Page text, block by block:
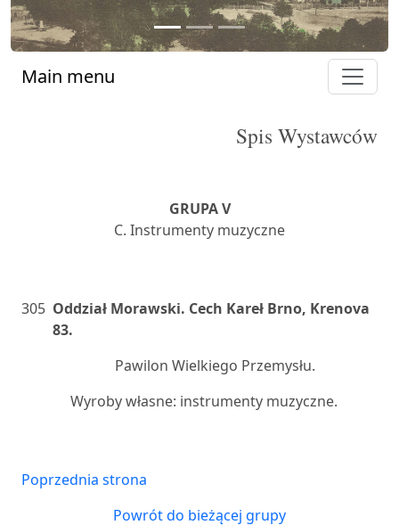
Main menu
Spis Wystawców
GRUPA V
C. Instrumenty muzyczne
305 Oddział Morawski. Cech Kareł Brno, Krenova
83.
Pawilon Wielkiego Przemysłu.
Wyroby własne: instrumenty muzyczne.
Poprzednia strona
Powrót do bieżącej grupy